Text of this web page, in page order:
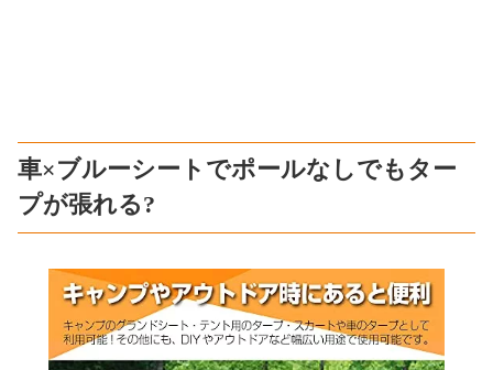
車×ブルーシートでポールなしでもター
プが張れる?